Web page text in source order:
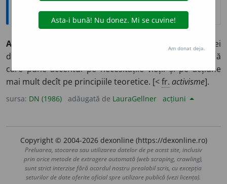
Explicative DEX
ACTIV
Propagandă activă în serviciul unei
doctrine politice, al unui partid etc.
Atitudine morală
care pune accentul pe necesitățile vieții și pe acțiune
mai mult decît pe principiile teoretice. [<fr. activisme].
sursa: DN (1986) adăugată de LauraGellner acțiuni
Copyright © 2004-2026 dexonline (https://dexonline.ro)
Preluarea, stocarea sau utilizarea datelor de pe acest site, inclusiv
prin orice metode de extragere automată (web scraping, crawling),
sunt strict interzise fără acordul nostru prealabil scris, cu excepția
seturilor de date oferite oficial spre utilizare publică (vezi licența).
Am donat deja.